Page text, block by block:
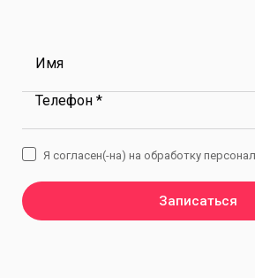
Имя
Телефон *
Записаться
Я согласен(-на) на обработку